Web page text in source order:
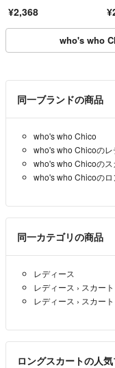
¥2,368
who's who
同一ブランドの商品
who's who Chico
who's who Chicoのレ
who's who Chicoのス
who's who Chicoのロ
同一カテゴリの商品
レディース
レディース › スカート
レディース › スカート
ロングスカートの人